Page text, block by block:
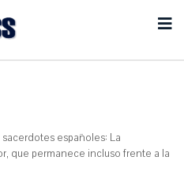
españoles: La
que permanece incluso frente a la